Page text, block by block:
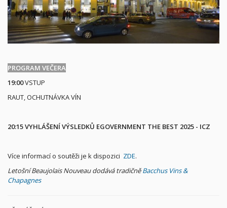
PROGRAM VEČERA
19:00VSTUP
RAUT, OCHUTNÁVKA VÍN
20:15VYHLÁŠENÍ VÝSLEDKŮ EGOVERNMENT THE BEST 2025 - ICZ
Více informací o soutěži je k dispozici ZDE.
Letošní Beaujolais Nouveau dodává tradičněBacchus Vins &
Chapagnes